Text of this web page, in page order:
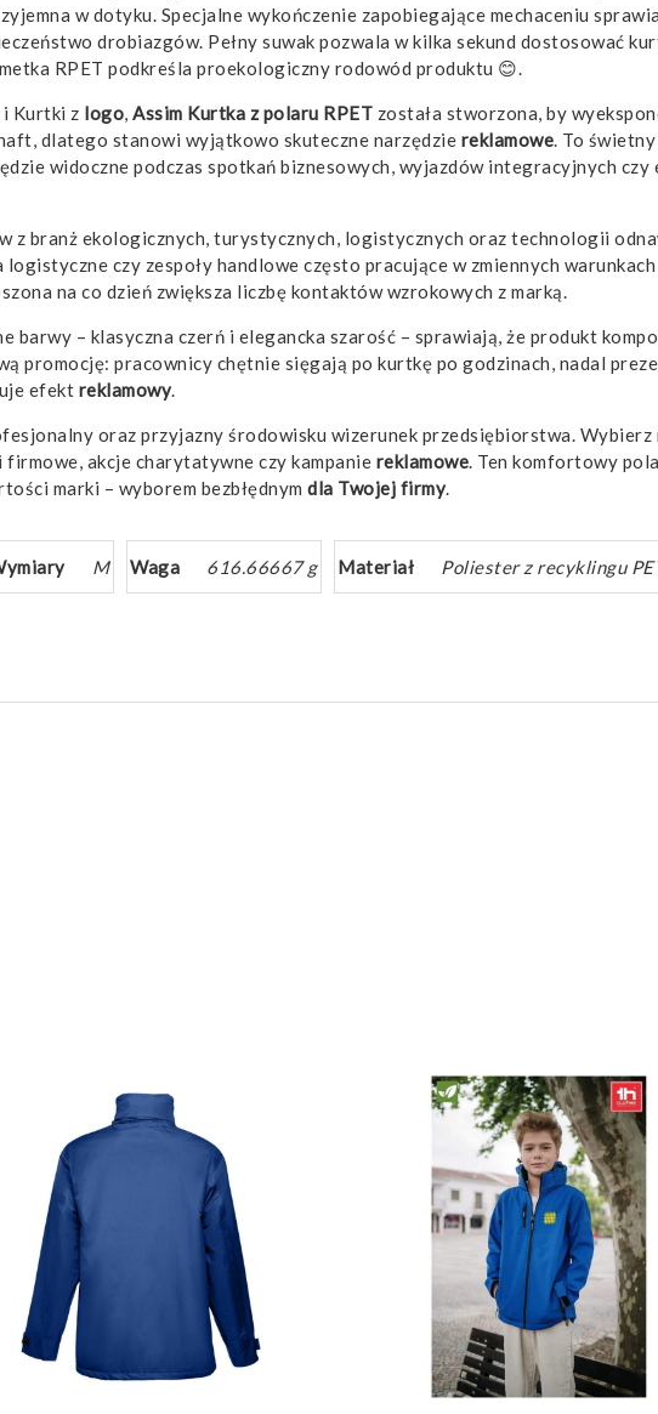
w dotyku. Specjalne wykończenie zapobiegające mechaceniu
drobiazgów. Pełny suwak pozwala w kilka sekund dostosować
RPET podkreśla proekologiczny rodowód produktu 😊.
i Kurtki z logo Assim Kurtka z polaru RPET została stworzona, by
dlatego stanowi wyjątkowo skuteczne narzędzie reklamowe . To świetny
widoczne podczas spotkań biznesowych, wyjazdów integracyjnych
z branż ekologicznych, turystycznych, logistycznych oraz technologii
czy zespoły handlowe często pracujące w zmiennych
na co dzień zwiększa liczbę kontaktów wzrokowych z marką.
– klasyczna czerń i elegancka szarość – sprawiają, że produkt
promocję: pracownicy chętnie sięgają po kurtkę po godzinach, nadal
efekt reklamowy.
oraz przyjazny środowisku wizerunek przedsiębiorstwa. Wybierz
akcje charytatywne czy kampanie reklamowe . Ten komfortowy
marki – wyborem bezbłędnym dla Twojej firmy.
M Waga 616.66667 g Materiał Poliester z recyklingu